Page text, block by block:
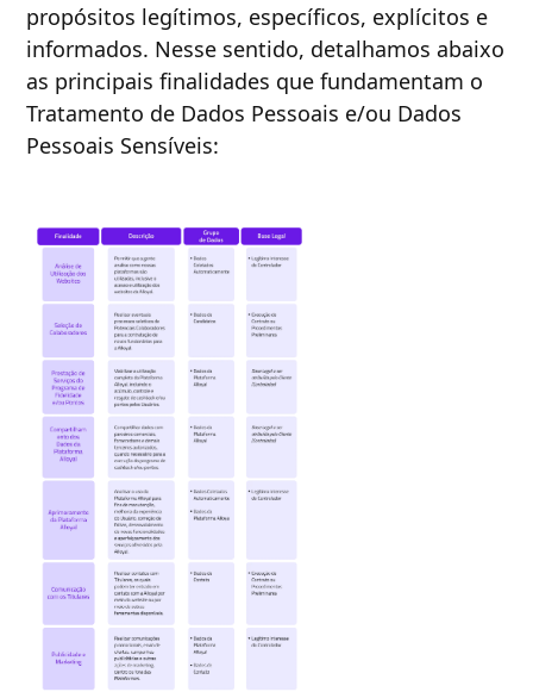
propósitos legítimos, específicos, explícitos e
informados. Nesse sentido, detalhamos abaixo
as principais finalidades que fundamentam o
Tratamento de Dados Pessoais e/ou Dados
Pessoais Sensíveis: